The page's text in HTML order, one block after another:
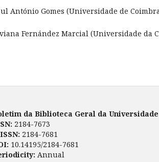
António Gomes (Universidade de
Fernández Marcial (Universidade da
da Biblioteca Geral da
2184-7673
2184-7681
10.14195/2184-7681
Annual